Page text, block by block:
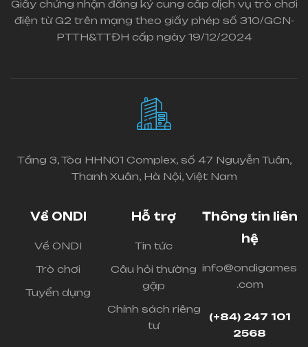
Giấy chứng nhận đăng ký cung cấp dịch vụ trò chơi
điện từ G2 trên mạng theo giấy phép số 310/GCN-
PTTH&TTĐH cấp ngày 19/12/2024
Tầng 3, Tòa HHN01 Complex, số 47 Nguyễn Tuân,
Thanh Xuân, Hà Nội, Việt Nam
Về ONDI
Về ONDI
Trò chơi
Tuyển dụng
Hỗ trợ
Tin tức
Câu hỏi thường
gặp
Chính sách riêng
tư
Thông tin liên
hệ
info@ondigames
.com
(+84) 247 101
2568